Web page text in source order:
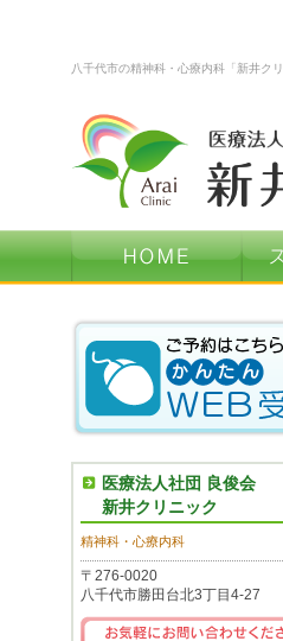
八千代市の精神科・心療内科「新井ク
医療法人社団 良俊会
新井クリニック
精神科・心療内科
〒276-0020
八千代市勝田台北3丁目4-27